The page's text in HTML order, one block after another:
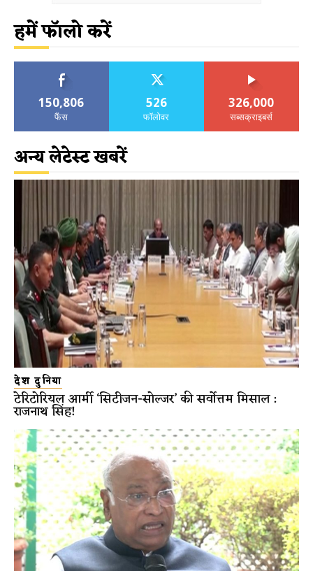
हमें फॉलो करें
150,806
फैंस
526
फॉलोवर
326,000
सब्सक्राइबर्स
अन्य लेटेस्ट खबरें
देश दुनिया
टेरिटोरियल आर्मी ‘सिटीजन-सोल्जर’ की सर्वोत्तम मिसाल :
राजनाथ सिंह!